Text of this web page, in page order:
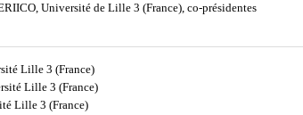
Université de Lille 3 (France), co-présidentes
Lille 3 (France)
Lille 3 (France)
Lille 3 (France)